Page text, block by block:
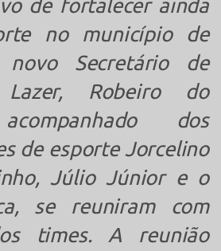
de fortalecer ainda
no município de
Secretário de
Robeiro do
dos
de esporte Jorcelino
Júlio Júnior e o
se reuniram com
times. A reunião